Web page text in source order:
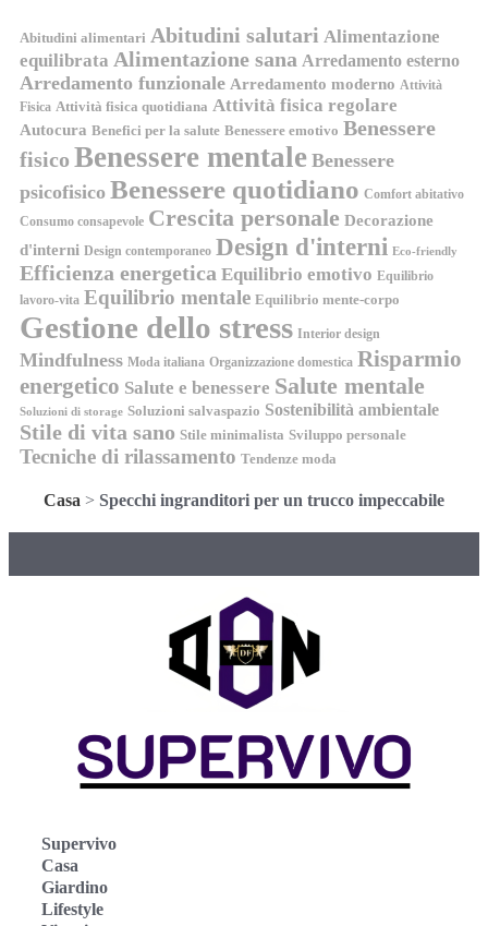
Abitudini alimentari Abitudini salutari Alimentazione
equilibrata Alimentazione sana Arredamento esterno
Arredamento funzionale Arredamento moderno Attività
Fisica Attività fisica quotidiana Attività fisica regolare
Autocura Benefici per la salute Benessere emotivo Benessere
fisico Benessere mentale Benessere
psicofisico Benessere quotidiano Comfort abitativo
Consumo consapevole Crescita personale Decorazione
d'interni Design contemporaneo Design d'interni Eco-friendly
Efficienza energetica Equilibrio emotivo Equilibrio
lavoro-vita Equilibrio mentale Equilibrio mente-corpo
Gestione dello stress Interior design
Mindfulness Moda italiana Organizzazione domestica Risparmio
energetico Salute e benessere Salute mentale
Soluzioni di storage Soluzioni salvaspazio Sostenibilità ambientale
Stile di vita sano Stile minimalista Sviluppo personale
Tecniche di rilassamento Tendenze moda
Casa > Specchi ingranditori per un trucco impeccabile
Supervivo
Casa
Giardino
Lifestyle